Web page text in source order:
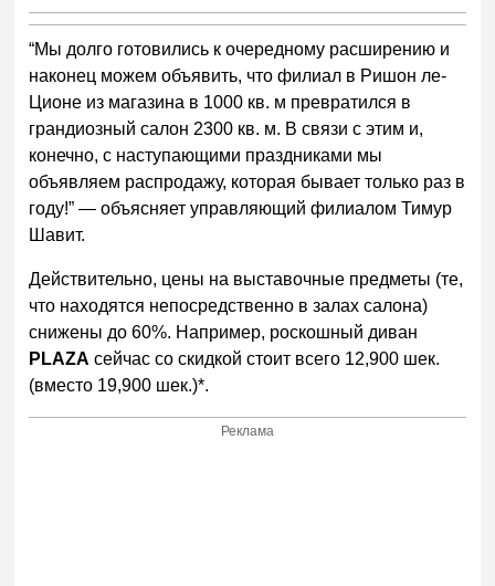
“Мы долго готовились к очередному расширению и
наконец можем объявить, что филиал в Ришон ле-
Ционе из магазина в 1000 кв. м превратился в
грандиозный салон 2300 кв. м. В связи с этим и,
конечно, с наступающими праздниками мы
объявляем распродажу, которая бывает только раз в
году!” — объясняет управляющий филиалом Тимур
Шавит.
Действительно, цены на выставочные предметы (те,
что находятся непосредственно в залах салона)
снижены до 60%. Например, роскошный диван
PLAZA сейчас со скидкой стоит всего 12,900 шек.
(вместо 19,900 шек.)*.
Реклама